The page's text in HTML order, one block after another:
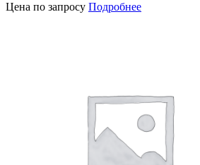
Цена по запросу Подробнее